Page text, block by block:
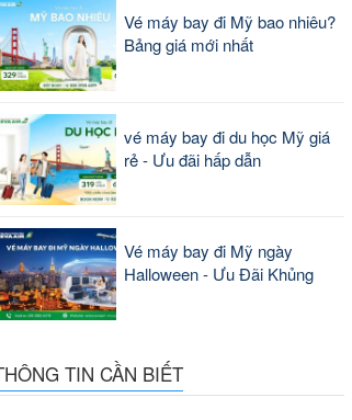
Vé máy bay đi Mỹ bao nhiêu?
Bảng giá mới nhất
vé máy bay đi du học Mỹ giá
rẻ - Ưu đãi hấp dẫn
Vé máy bay đi Mỹ ngày
Halloween - Ưu Đãi Khủng
TIN CẦN BIẾT